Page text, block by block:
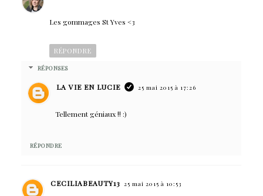
Les gommages St Yves <3
RÉPONDRE
RÉPONSES
LA VIE EN LUCIE 25 mai 2015 à 17:26
Tellement géniaux !! :)
RÉPONDRE
CECILIABEAUTY13 25 mai 2015 à 10:53